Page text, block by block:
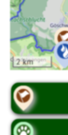
2 km